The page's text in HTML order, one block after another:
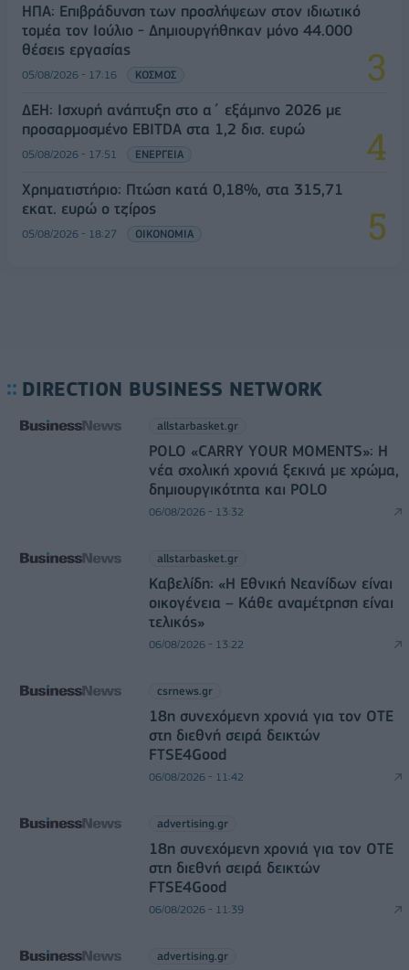
ΗΠΑ: Επιβράδυνση των προσλήψεων στον ιδιωτικό
τομέα τον Ιούλιο - Δημιουργήθηκαν μόνο 44.000
θέσεις εργασίας
05/08/2026 - 17:16 ΚΟΣΜΟΣ
ΔΕΗ: Ισχυρή ανάπτυξη στο α΄ εξάμηνο 2026 με
προσαρμοσμένο EBITDA στα 1,2 δισ. ευρώ
05/08/2026 - 17:51 ΕΝΕΡΓΕΙΑ
Χρηματιστήριο: Πτώση κατά 0,18%, στα 315,71
εκατ. ευρώ ο τζίρος
05/08/2026 - 18:27 ΟΙΚΟΝΟΜΙΑ
DIRECTION BUSINESS NETWORK
allstarbasket.gr
POLO «CARRY YOUR MOMENTS»: Η
νέα σχολική χρονιά ξεκινά με χρώμα,
δημιουργικότητα και POLO
06/08/2026 - 13:32
allstarbasket.gr
Καβελίδη: «Η Εθνική Νεανίδων είναι
οικογένεια – Κάθε αναμέτρηση είναι
τελικός»
06/08/2026 - 13:22
csrnews.gr
18η συνεχόμενη χρονιά για τον ΟΤΕ
στη διεθνή σειρά δεικτών
FTSE4Good
06/08/2026 - 11:42
advertising.gr
18η συνεχόμενη χρονιά για τον ΟΤΕ
στη διεθνή σειρά δεικτών
FTSE4Good
06/08/2026 - 11:39
advertising.gr